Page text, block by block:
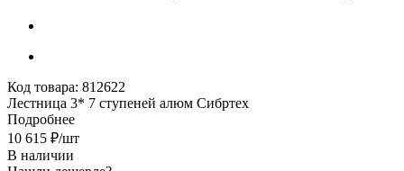
Код товара: 812622
Лестница 3* 7 ступеней алюм Сибртех
Подробнее
10 615 ₽/шт
В наличии